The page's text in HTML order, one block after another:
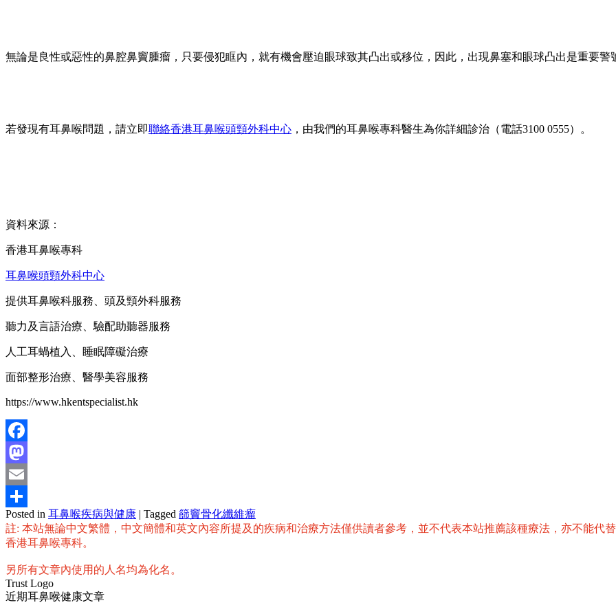
無論是良性或惡性的鼻腔鼻竇腫瘤，只要侵犯眶內，就有機會壓迫眼球致其凸出或移位，因此，出現鼻塞和眼球凸出是重要警
若發現有耳鼻喉問題，請立即聯絡香港耳鼻喉頭頸外科中心 ，由我們的耳鼻喉專科醫生為你詳細診治（電話3100 0555）。
資料來源：
香港耳鼻喉專科
耳鼻喉頭頸外科中心
提供耳鼻喉科服務、頭及頸外科服務
聽力及言語治療、驗配助聽器服務
人工耳蝸植入、睡眠障礙治療
面部整形治療、醫學美容服務
https://www.hkentspecialist.hk
Facebook
Mastodon
Email
分
享
Posted in 耳鼻喉疾病與健康 | Tagged 篩竇骨化纖維瘤
註: 本站無論中文繁體，中文簡體和英文內容所提及的疾病和治療方法僅供讀者參考，並不代表本站推薦該種療法，亦不能代
香港耳鼻喉專科。
另所有文章內使用的人名均為化名。
Trust Logo
近期耳鼻喉健康文章